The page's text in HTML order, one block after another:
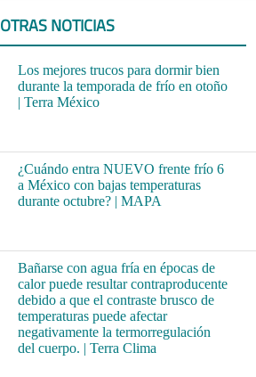
OTRAS NOTICIAS
Los mejores trucos para dormir bien
durante la temporada de frío en otoño
| Terra México
¿Cuándo entra NUEVO frente frío 6
a México con bajas temperaturas
durante octubre? | MAPA
Bañarse con agua fría en épocas de
calor puede resultar contraproducente
debido a que el contraste brusco de
temperaturas puede afectar
negativamente la termorregulación
del cuerpo. | Terra Clima